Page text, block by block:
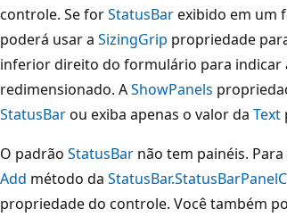
controle. Se forStatusBarexibido em um
poderá usar a SizingGrip propriedade
inferior direito do formulário para
redimensionado. AShowPanels
StatusBarou exiba apenas o valor da Text
O padrão StatusBar não tem painéis.
Add método da
propriedade do controle. Você também